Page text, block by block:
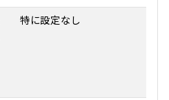
特に設定なし